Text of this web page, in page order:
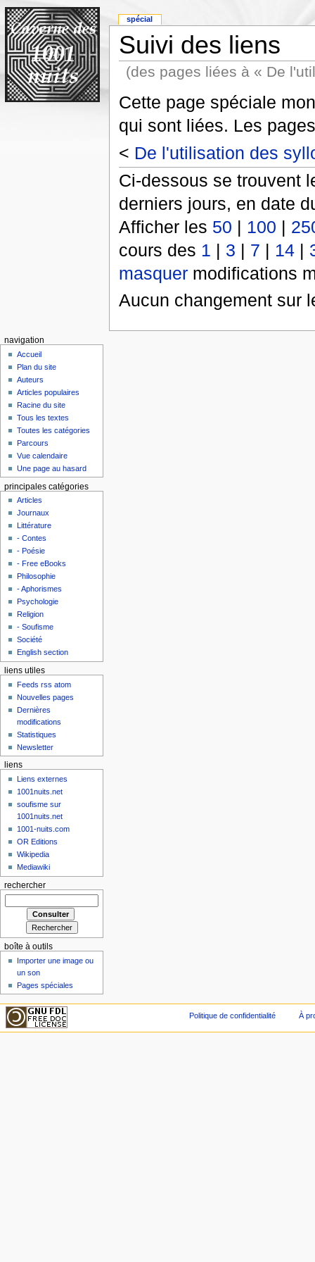
Suivi des liens
(des pages liées à « De
Cette page spéciale
qui sont liées. Les
< De l'utilisation des
Ci-dessous se trouvent
derniers jours, en date
Afficher les 50 | 100 |
cours des 1 | 3 | 7 | 14|
masquermodifications
Aucun changement sur
spécial
navigation
Accueil
Plan du site
Auteurs
Articles populaires
Racine du site
Tous les textes
Toutes les catégories
Parcours
Vue calendaire
Une page au hasard
principales catégories
Articles
Journaux
Littérature
- Contes
- Poésie
- Free eBooks
Philosophie
- Aphorismes
Psychologie
Religion
- Soufisme
Société
English section
liens utiles
Feeds rss atom
Nouvelles pages
Dernières
modifications
Statistiques
Newsletter
liens
Liens externes
1001nuits.net
soufisme sur
1001nuits.net
1001-nuits.com
OR Editions
Wikipedia
Mediawiki
rechercher
boîte à outils
Importer une image ou
un son
Pages spéciales
Politique de confidentialité À